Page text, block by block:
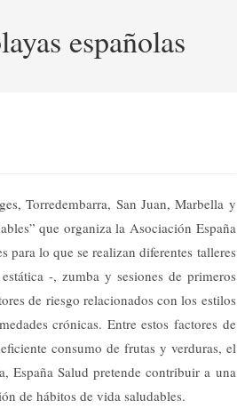
españolas
Torredembarra, San Juan, Marbella y
que organiza la Asociación España
para lo que se realizan diferentes talleres
-, zumba y sesiones de primeros
de riesgo relacionados con los estilos
crónicas. Entre estos factores de
consumo de frutas y verduras, el
España Salud pretende contribuir a una
de hábitos de vida saludables.